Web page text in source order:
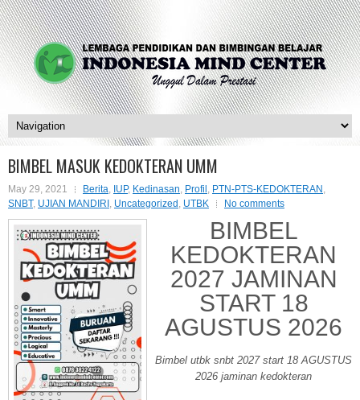
BIMBEL MASUK KEDOKTERAN UMM
May 29, 2021 Berita, IUP, Kedinasan, Profil , PTN-PTS-KEDOKTERAN ,
SNBT, UJIAN MANDIRI , Uncategorized , UTBK No comments
BIMBEL
KEDOKTERAN
2027 JAMINAN
START 18
AGUSTUS 2026
Bimbel utbk snbt 2027 start 18 AGUSTUS
2026 jaminan kedokteran